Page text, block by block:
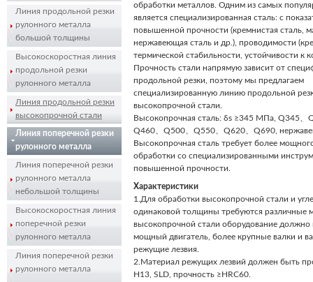
Линия продольной резки
рулонного металла
большой толщины
Высокоскоростная линия
продольной резки
рулонного металла
Линия продольной резки
высокопрочной стали
Линия поперечной резки
рулонного металла
Линия поперечной резки
рулонного металла
небольшой толщины
Высокоскоростная линия
поперечной резки
рулонного металла
Линия поперечной резки
рулонного металла
обработки металлов. Одним из самых
является специализированная сталь: с
повышенной прочности (кремнистая сталь,
нержавеющая сталь и др.), проводимости
термической стабильности, устойчивости к
Прочность стали напрямую зависит от
продольной резки, поэтому мы предлагаем
специализированную линию продольной
высокопрочной стали.
Высокопрочная сталь: δs ≥345 МПа, Q345、
Q460、Q500、Q550、Q620、Q690,
Высокопрочная сталь требует более
обработки со специализированными
повышенной прочности.
Характеристики
1.Для обработки высокопрочной стали и
одинаковой толщины требуются различные
высокопрочной стали оборудование должно
мощный двигатель, более крупные валки и
режущие лезвия.
2.Материал режущих лезвий должен быть
H13, SLD, прочность ≥HRC60.